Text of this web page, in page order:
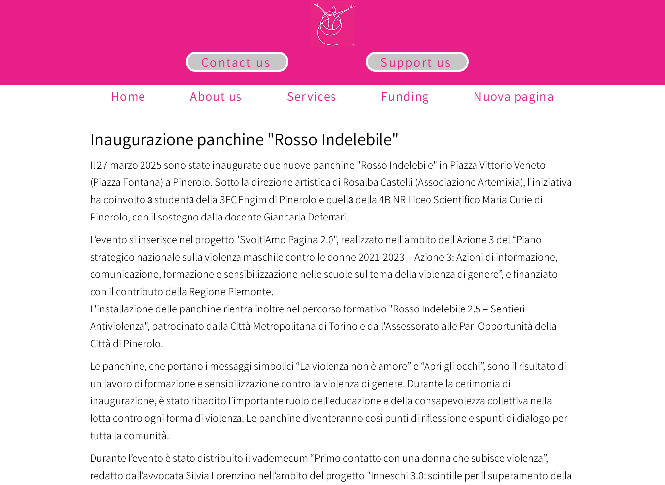
Contact us Support us
Home About us Services Funding Nuova pagina
Inaugurazione panchine "Rosso Indelebile"
Il 27 marzo 2025 sono state inaugurate due nuove panchine "Rosso Indelebile" in Piazza Vittorio Veneto
(Piazza Fontana) a Pinerolo. Sotto la direzione artistica di Rosalba Castelli (Associazione Artemixia), l'iniziativa
ha coinvolto ɜ studentɜ della 3EC Engim di Pinerolo e quellɜ della 4B NR Liceo Scientifico Maria Curie di
Pinerolo, con il sostegno dalla docente Giancarla Deferrari.
L’evento si inserisce nel progetto "SvoltiAmo Pagina 2.0", realizzato nell'ambito dell'Azione 3 del “Piano
strategico nazionale sulla violenza maschile contro le donne 2021-2023 – Azione 3: Azioni di informazione,
comunicazione, formazione e sensibilizzazione nelle scuole sul tema della violenza di genere”, e finanziato
con il contributo della Regione Piemonte.​​
L'installazione delle panchine rientra inoltre nel percorso formativo "Rosso Indelebile 2.5 – Sentieri
Antiviolenza", patrocinato dalla Città Metropolitana di Torino e dall'Assessorato alle Pari Opportunità della
Città di Pinerolo.
Le panchine, che portano i messaggi simbolici “La violenza non è amore” e “Apri gli occhi”, sono il risultato di
un lavoro di formazione e sensibilizzazione contro la violenza di genere. Durante la cerimonia di
inaugurazione, è stato ribadito l’importante ruolo dell'educazione e della consapevolezza collettiva nella
lotta contro ogni forma di violenza. Le panchine diventeranno così punti di riflessione e spunti di dialogo per
tutta la comunità.
Durante l’evento è stato distribuito il vademecum “Primo contatto con una donna che subisce violenza”,
redatto dall’avvocata Silvia Lorenzino nell’ambito del progetto "Inneschi 3.0: scintille per il superamento della